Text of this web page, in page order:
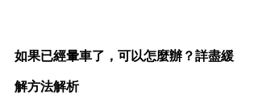
如果已經暈車了，可以怎麼辦？詳盡緩
解方法解析